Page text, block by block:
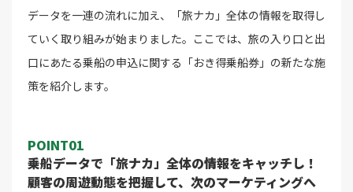
データを一連の流れに加え、「旅ナカ」全体の情報を取得し
ていく取り組みが始まりました。ここでは、旅の入り口と出
口にあたる乗船の申込に関する「おき得乗船券」の新たな施
策を紹介します。
POINT01
乗船データで「旅ナカ」全体の情報をキャッチし！
顧客の周遊動態を把握して、次のマーケティングへ